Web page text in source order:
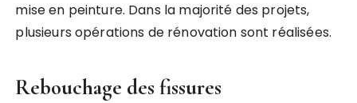
mise en peinture. Dans la majorité des projets,
plusieurs opérations de rénovation sont réalisées.
Rebouchage des fissures